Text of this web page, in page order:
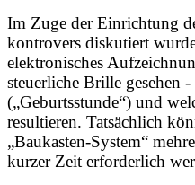
Im Zuge der Einrichtung
kontrovers diskutiert
elektronisches
steuerliche Brille gesehen
(„Geburtsstunde“) und
resultieren. Tatsächlich
„Baukasten-System“
kurzer Zeit erforderlich